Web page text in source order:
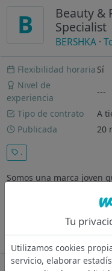
B
Beauty &
Specialist
BERSHKA ·
Flexibilidad horaria Sí
Nivel de
experiencia
---
Tipo de contrato
A
Publicada
20
.
Somos una marca joven
música y cultura digital.
producto beauty y
equipos
Tu
Utilizamos cookies
servicio, elaborar